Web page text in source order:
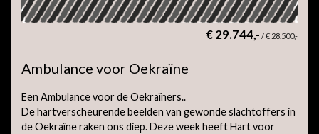
€ 29.744,- /€ 28.500,-
Ambulance voor Oekraïne
Een Ambulance voor de Oekraïners..
De hartverscheurende beelden van gewonde slachtoffers in
de Oekraïne raken ons diep. Deze week heeft Hart voor